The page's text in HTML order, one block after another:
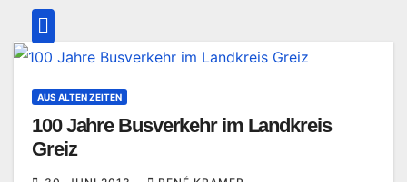
AUS ALTEN ZEITEN
100 Jahre Busverkehr im Landkreis
Greiz